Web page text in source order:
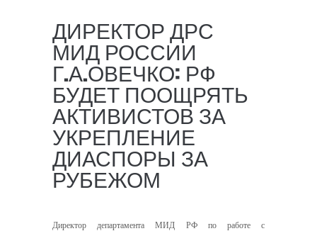
ДИРЕКТОР ДРС
МИД РОССИИ
Г.А.ОВЕЧКО: РФ
БУДЕТ ПООЩРЯТЬ
АКТИВИСТОВ ЗА
УКРЕПЛЕНИЕ
ДИАСПОРЫ ЗА
РУБЕЖОМ
Директор департамента МИД РФ по работе с